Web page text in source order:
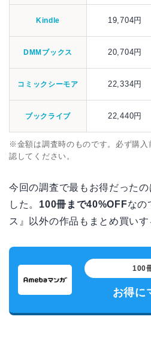
Kindle 19,704円
DMMブックス 20,704円
コミックシーモア 22,334円
ブックライブ 22,440円
※金額は調査時のものです。必ず購
認してください。
今回の調査で最もお得だったの
した。 100冊まで40%OFFなの
ス』以外の作品もまとめ買いす
100
お得に